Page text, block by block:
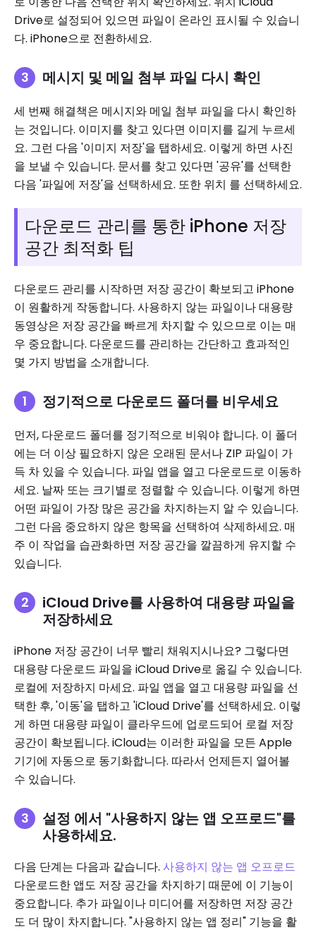
Drive로 설정되어 있으면 파일이 온라인 표시될 수 있습니
다. iPhone으로 전환하세요.
메시지 및 메일 첨부 파일 다시 확인
세 번째 해결책은 메시지와 메일 첨부 파일을 다시 확인하
는 것입니다. 이미지를 찾고 있다면 이미지를 길게 누르세
요. 그런 다음 '이미지 저장'을 탭하세요. 이렇게 하면 사진
을 보낼 수 있습니다. 문서를 찾고 있다면 '공유'를 선택한
다음 '파일에 저장'을 선택하세요. 또한 위치 를 선택하세요.
다운로드 관리를 통한 iPhone 저장
공간 최적화 팁
다운로드 관리를 시작하면 저장 공간이 확보되고 iPhone
이 원활하게 작동합니다. 사용하지 않는 파일이나 대용량
동영상은 저장 공간을 빠르게 차지할 수 있으므로 이는 매
우 중요합니다. 다운로드를 관리하는 간단하고 효과적인
몇 가지 방법을 소개합니다.
정기적으로 다운로드 폴더를 비우세요
먼저, 다운로드 폴더를 정기적으로 비워야 합니다. 이 폴더
에는 더 이상 필요하지 않은 오래된 문서나 ZIP 파일이 가
득 차 있을 수 있습니다. 파일 앱을 열고 다운로드로 이동하
세요. 날짜 또는 크기별로 정렬할 수 있습니다. 이렇게 하면
어떤 파일이 가장 많은 공간을 차지하는지 알 수 있습니다.
그런 다음 중요하지 않은 항목을 선택하여 삭제하세요. 매
주 이 작업을 습관화하면 저장 공간을 깔끔하게 유지할 수
있습니다.
iCloud Drive를 사용하여 대용량 파일을
저장하세요
iPhone 저장 공간이 너무 빨리 채워지시나요? 그렇다면
대용량 다운로드 파일을 iCloud Drive로 옮길 수 있습니다.
로컬에 저장하지 마세요. 파일 앱을 열고 대용량 파일을 선
택한 후, '이동'을 탭하고 'iCloud Drive'를 선택하세요. 이렇
게 하면 대용량 파일이 클라우드에 업로드되어 로컬 저장
공간이 확보됩니다. iCloud는 이러한 파일을 모든 Apple
기기에 자동으로 동기화합니다. 따라서 언제든지 열어볼
수 있습니다.
설정 에서 "사용하지 않는 앱 오프로드"를
사용하세요.
다음 단계는 다음과 같습니다. 사용하지 않는 앱 오프로드
다운로드한 앱도 저장 공간을 차지하기 때문에 이 기능이
중요합니다. 추가 파일이나 미디어를 저장하면 저장 공간
도 더 많이 차지합니다. "사용하지 않는 앱 정리" 기능을 활